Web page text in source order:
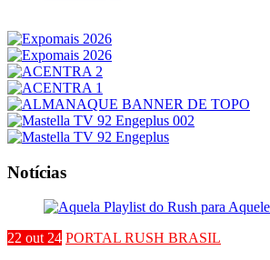
Notícias
22 out 24 PORTAL RUSH BRASIL